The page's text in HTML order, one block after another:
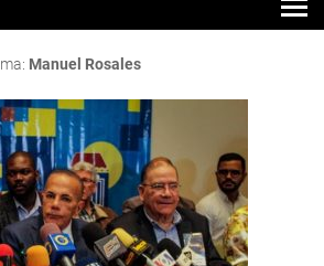
Manuel Rosales